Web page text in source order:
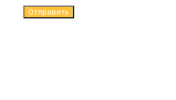
Отправить